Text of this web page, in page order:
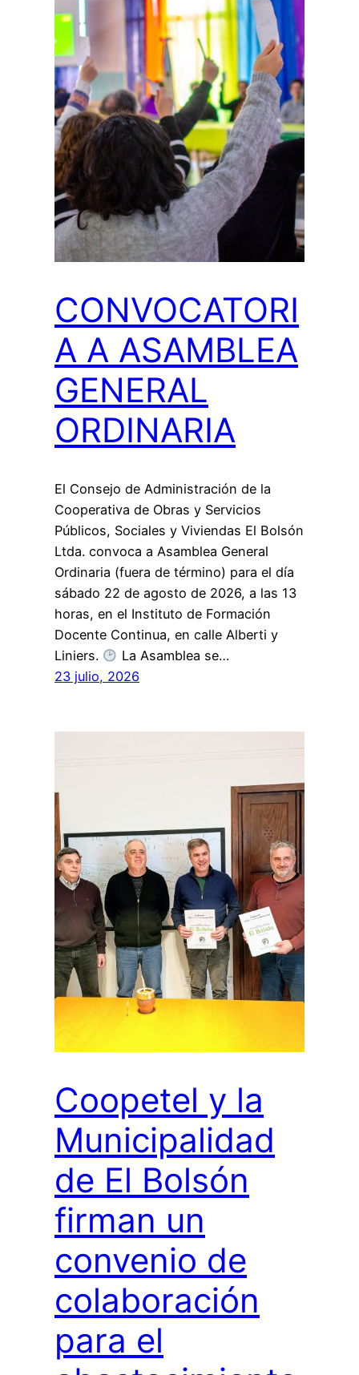
CONVOCATORI
A A ASAMBLEA
GENERAL
ORDINARIA
El Consejo de Administración de la
Cooperativa de Obras y Servicios
Públicos, Sociales y Viviendas El Bolsón
Ltda. convoca a Asamblea General
Ordinaria (fuera de término) para el día
sábado 22 de agosto de 2026, a las 13
horas, en el Instituto de Formación
Docente Continua, en calle Alberti y
Liniers.
La Asamblea se…
23 julio, 2026
Coopetel y la
Municipalidad
de El Bolsón
firman un
convenio de
colaboración
para el